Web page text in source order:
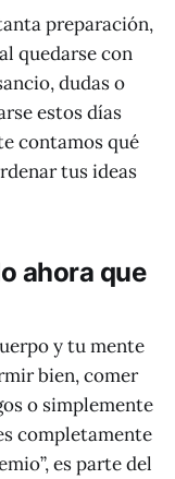
preparación,
quedarse con
dudas o
estos días
contamos qué
tus ideas
ahora que
y tu mente
bien, comer
o simplemente
completamente
es parte del